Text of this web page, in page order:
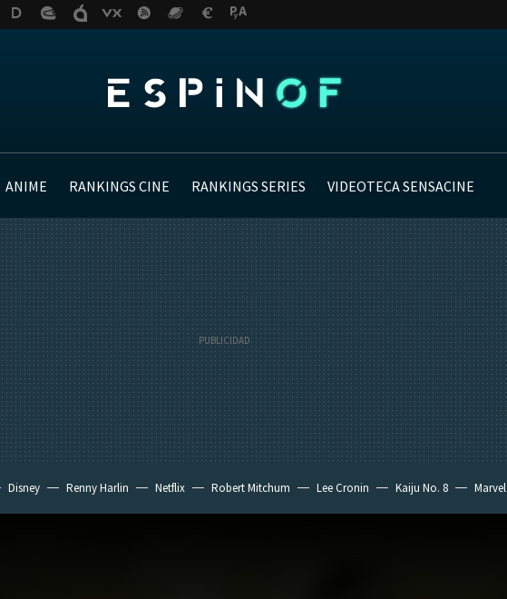
ANIME RANKINGS CINE RANKINGS SERIES VIDEOTECA SENSACINE
Disney Renny Harlin Netflix Robert Mitchum Lee Cronin Kaiju No. 8 Marvel